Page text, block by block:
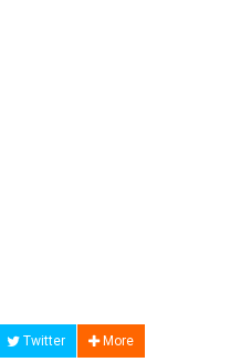
Twitter More